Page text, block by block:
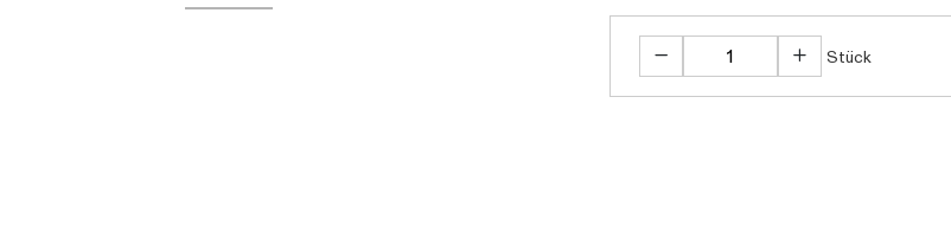
Stück